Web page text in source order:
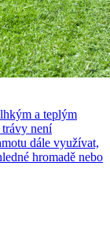
a teplým
trávy není
dále využívat,
hromadě nebo